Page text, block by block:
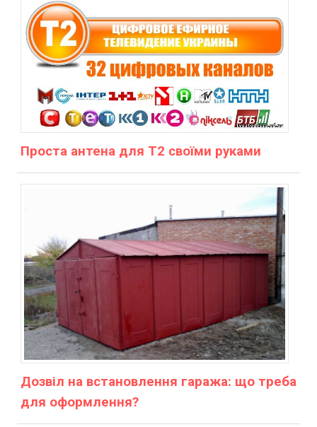
Проста антена для Т2 своїми руками
Дозвіл на встановлення гаража: що треба
для оформлення?